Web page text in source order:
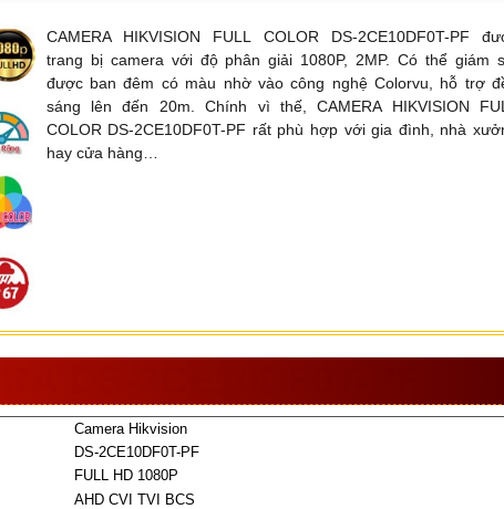
CAMERA HIKVISION FULL COLOR DS-2CE10DF0T-PF
trang bị camera với độ phân giải 1080P, 2MP. Có thể giám
được ban đêm có màu nhờ vào công nghệ Colorvu, hỗ trợ
sáng lên đến 20m. Chính vì thế, CAMERA HIKVISION
COLOR DS-2CE10DF0T-PF rất phù hợp với gia đình, nhà
hay cửa hàng…
Camera Hikvision
DS-2CE10DF0T-PF
FULL HD 1080P
AHD CVI TVI BCS